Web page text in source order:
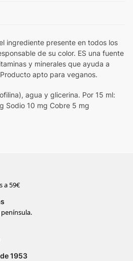
ingrediente presente en todos los
de su color. ES una fuente
y minerales que ayuda a
apto para veganos.
agua y glicerina. Por 15 ml:
Sodio 10 mg Cobre 5 mg
a 59€
1953